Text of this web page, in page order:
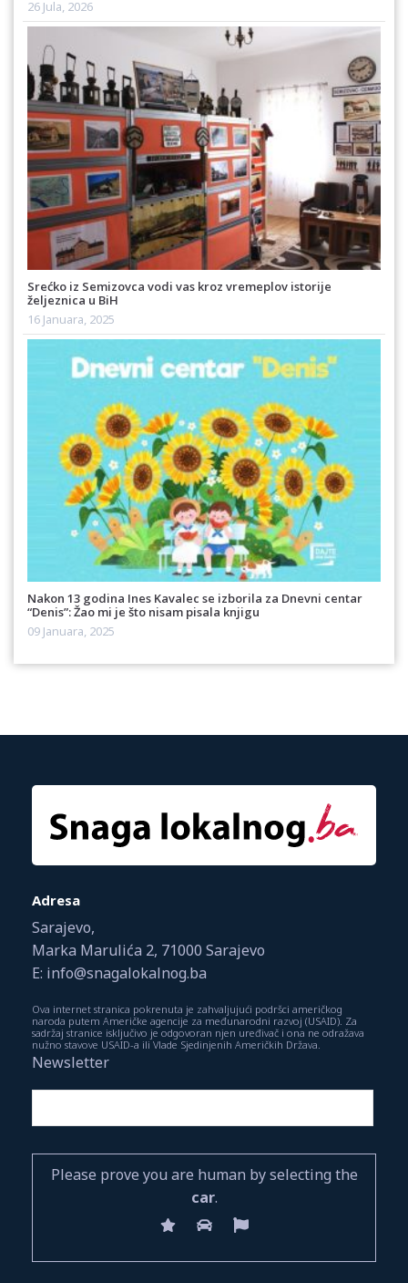
26 Jula, 2026
Srećko iz Semizovca vodi vas kroz vremeplov istorije
željeznica u BiH
16 Januara, 2025
Nakon 13 godina Ines Kavalec se izborila za Dnevni centar
“Denis”: Žao mi je što nisam pisala knjigu
09 Januara, 2025
Adresa
Sarajevo,
Marka Marulića 2, 71000 Sarajevo
E: info@snagalokalnog.ba
Ova internet stranica pokrenuta je zahvaljujući podršci američkog
naroda putem Američke agencije za međunarodni razvoj (USAID). Za
sadržaj stranice isključivo je odgovoran njen uređivač i ona ne odražava
nužno stavove USAID-a ili Vlade Sjedinjenih Američkih Država.
Newsletter
Please prove you are human by selecting the
car.